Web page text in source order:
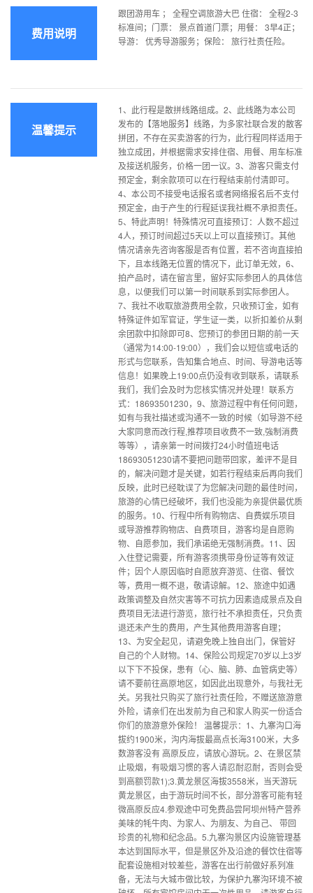
费用说明
跟团游用车 ； 全程空调旅游大巴 住宿： 全程2-3
标准间；门票： 景点首道门票；用餐： 3早4正；
导游： 优秀导游服务；保险： 旅行社责任险。
温馨提示
1、此行程是散拼线路组成。2、此线路为本公司
发布的【落地服务】线路，为多家社联合发的散客
拼团，不存在买卖游客的行为，此行程同样适用于
独立成团，并根据需求安排住宿、用餐、用车标准
及接送机服务，价格一团一议。3、游客只需支付
预定金，剩余款项可以在行程结束前付清即可。
4、本公司不接受电话报名或者网络报名后不支付
预定金，由于产生的行程延误我社概不承担责任。
5、特此声明！特殊情况可直接预订：人数不超过
4人，预订时间超过5天以上可以直接预订。其他
情况请亲先咨询客服是否有位置，若不咨询直接拍
下，且本线路无位置的情况下，此订单无效，6、
拍产品时，请在留言里，留好实际参团人的具体信
息，以便我们可以第一时间联系到实际参团人。
7、我社不收取旅游费用全款，只收预订金，如有
特殊证件如军官证，学生证一类，以折扣差价从剩
余团款中扣除即可8、您预订的参团日期的前一天
（通常为14:00-19:00），我们会以短信或电话的
形式与您联系，告知集合地点、时间、导游电话等
信息！如果晚上19:00点仍没有收到联系，请联系
我们，我们会及时为您核实情况并处理！联系方
式：18693501230，9、旅游过程中有任何问题，
如有与我社描述或沟通不一致的时候（如导游不经
大家同意而改行程,推荐项目收费不一致,強制消费
等等），请亲第一时间拨打24小时值班电话
18693051230请不要把问题带回家，差评不是目
的，解决问题才是关键，如若行程结束后再向我们
反映，此时已经耽误了为您解决问题的最佳时间，
旅游的心情已经破坏，我们也没能为亲提供最优质
的服务。10、行程中所有购物店、自费娱乐项目
或导游推荐购物店、自费项目，游客均是自愿购
物、自愿参加，我们承诺绝无强制消费。11、因
入住登记需要，所有游客须携带身份证等有效证
件；因个人原因临时自愿放弃游览、住宿、餐饮
等，费用一概不退，敬请谅解。12、旅途中如遇
政策调整及自然灾害等不可抗力因素造成景点及自
费项目无法进行游览，旅行社不承担责任，只负责
退还未产生的费用，产生其他费用游客自理；
13、为安全起见，请避免晚上独自出门，保管好
自己的个人财物。14、保险公司规定70岁以上3岁
以下下不投保，患有（心、脑、肺、血管病史等）
请不要前往高原地区，如因此出现意外，与我社无
关。另我社只购买了旅行社责任险，不赠送旅游意
外险，请亲们在出发前为自己和家人购买一份适合
你们的旅游意外保险！ 温馨提示：1、九寨沟口海
拔约1900米，沟内海拔最高点长海3100米，大多
数游客没有 高原反应，请放心游玩。2、在景区禁
止吸烟，有吸烟习惯的客人请忍耐忍耐，否则会受
到高额罚款1);3.黄龙景区海拔3558米，当天游玩
黄龙景区，由于游玩时间不长，部分游客可能有轻
微高原反应4.参观途中可免费品尝阿坝州特产营养
美味的牦牛肉、为家人、为朋友、为自己、 带回
珍贵的礼物和纪念品。5.九寨沟景区内设施管理基
本达到国际水平，但是景区外及沿途的餐饮住宿等
配套设施相对较差些，游客在出行前做好系列准
备，无法与大城市做比较，为保护九寨沟环境不被